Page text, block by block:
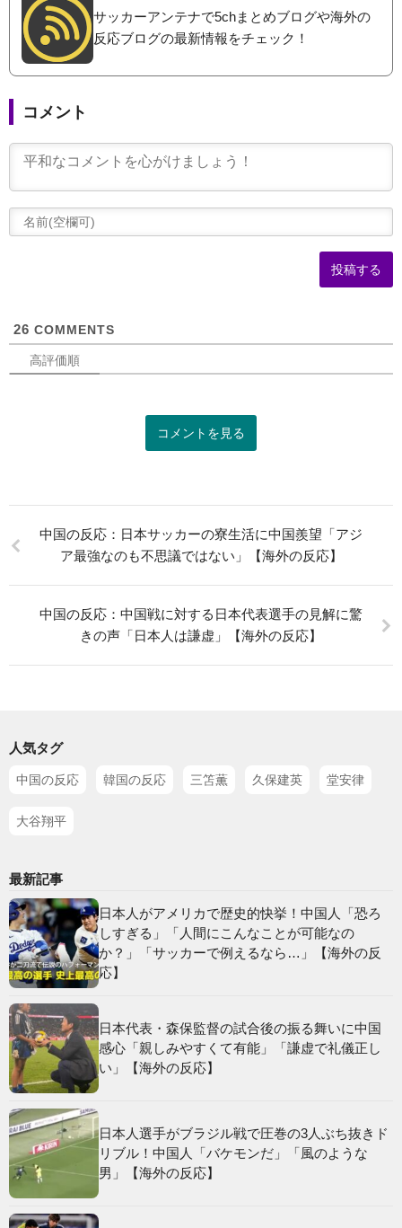
サッカーアンテナで5chまとめブログや海外の
反応ブログの最新情報をチェック！
コメント
26 COMMENTS
高評価順
コメントを見る
中国の反応：日本サッカーの寮生活に中国羨望「アジ
ア最強なのも不思議ではない」【海外の反応】
中国の反応：中国戦に対する日本代表選手の見解に驚
きの声「日本人は謙虚」【海外の反応】
人気タグ
中国の反応 韓国の反応 三笘薫 久保建英 堂安律
大谷翔平
最新記事
日本人がアメリカで歴史的快挙！中国人「恐ろ
しすぎる」「人間にこんなことが可能なの
か？」「サッカーで例えるなら…」【海外の反
応】
日本代表・森保監督の試合後の振る舞いに中国
感心「親しみやすくて有能」「謙虚で礼儀正し
い」【海外の反応】
日本人選手がブラジル戦で圧巻の3人ぶち抜きド
リブル！中国人「バケモンだ」「風のような
男」【海外の反応】